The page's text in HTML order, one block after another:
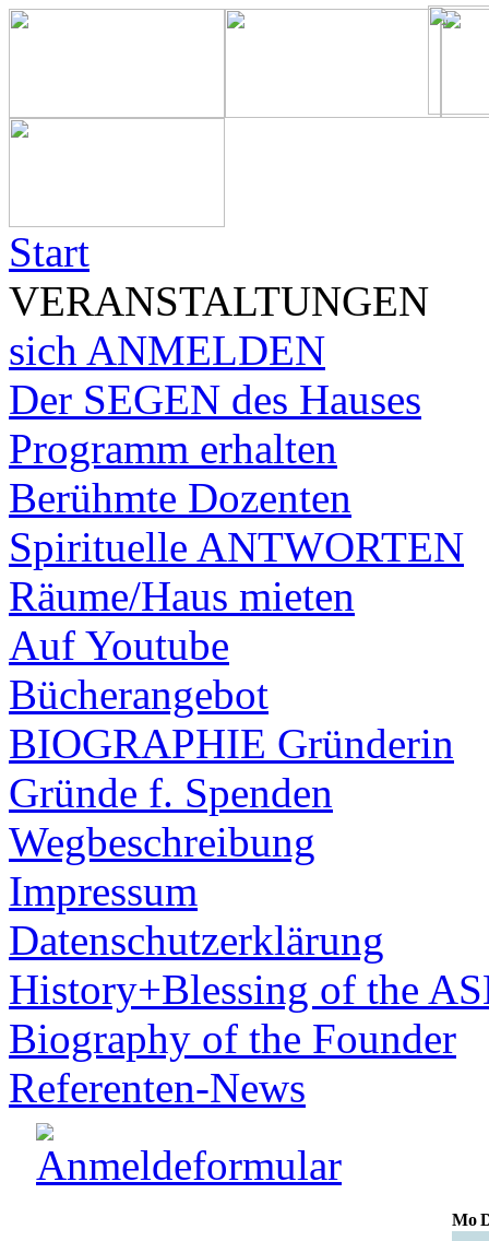
Start
VERANSTALTUNGEN
sich ANMELDEN
Der SEGEN des Hauses
Programm erhalten
Berühmte Dozenten
Spirituelle ANTWORTEN
Räume/Haus mieten
Auf Youtube
Bücherangebot
BIOGRAPHIE Gründerin
Gründe f. Spenden
Wegbeschreibung
Impressum
Datenschutzerklärung
History+Blessing of the
Biography of the Founder
Referenten-News
Mo